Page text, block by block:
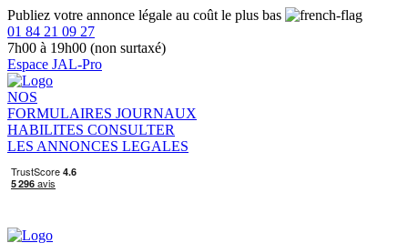
Publiez votre annonce légale au coût le plus bas
01 84 21 09 27
7h00 à 19h00 (non surtaxé)
Espace JAL-Pro
NOS
FORMULAIRES JOURNAUX
HABILITES CONSULTER
LES ANNONCES LEGALES